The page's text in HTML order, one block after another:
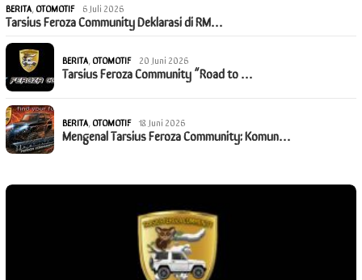
BERITA,OTOMOTIF 6 Juli 2026
Tarsius Feroza Community Deklarasi di RM…
BERITA,OTOMOTIF 20 Juni 2026
Tarsius Feroza Community “Road to …
BERITA,OTOMOTIF 18 Juni 2026
Mengenal Tarsius Feroza Community: Komun…